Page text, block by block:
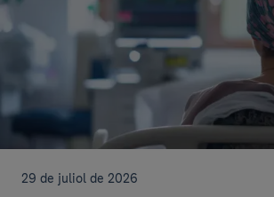
29 de juliol de 2026